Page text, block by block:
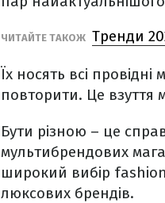
ЧИТАЙТЕ ТАКОЖ Тренди
Їх носять всі
повторити. Це
Бути різною – це
мультибрендових
широкий вибір
люксових брендів.